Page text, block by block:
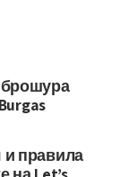
правила